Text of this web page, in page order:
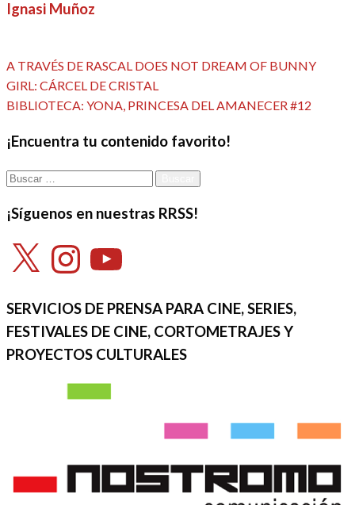
Ignasi Muñoz
Navegación
de
entradas
Entrada
anterior
A TRAVÉS DE RASCAL DOES NOT DREAM OF BUNNY
GIRL: CÁRCEL DE CRISTAL
Entrada
BIBLIOTECA: YONA, PRINCESA DEL AMANECER #12
¡Encuentra tu contenido favorito!
Buscar:
¡Síguenos en nuestras RRSS!
X InstagramYouTube
SERVICIOS DE PRENSA PARA CINE, SERIES,
FESTIVALES DE CINE, CORTOMETRAJES Y
PROYECTOS CULTURALES